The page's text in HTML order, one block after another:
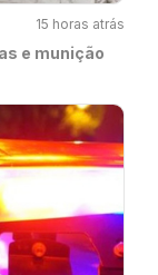
15 horas atrás
e munição